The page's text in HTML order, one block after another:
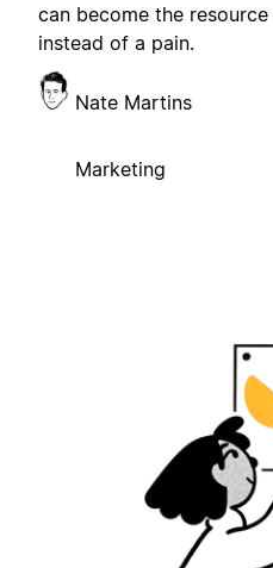
can become the
instead of a pain.
Nate Martins
Marketing